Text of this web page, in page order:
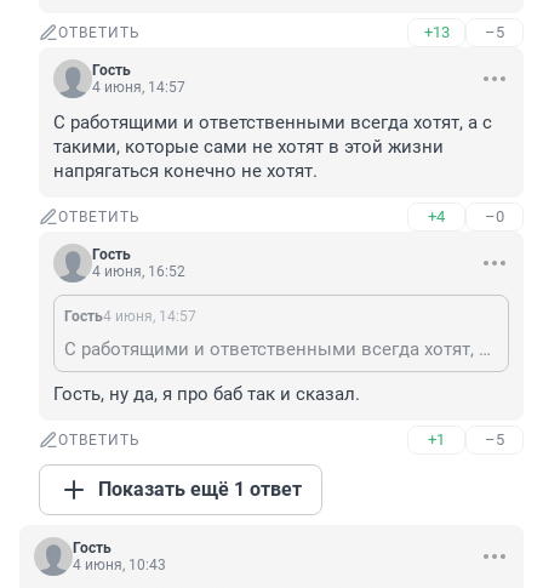
ОТВЕТИТЬ +13 –5
Гость
4 июня, 14:57
С работящими и ответственными всегда хотят, а с
такими, которые сами не хотят в этой жизни
напрягаться конечно не хотят.
ОТВЕТИТЬ +4 –0
Гость
4 июня, 16:52
Гость4 июня, 14:57
С работящими и ответственными всегда хотят, а с такими, которые сами не хотят в этой жизни напрягаться конечно не хотят.
Гость, ну да, я про баб так и сказал.
ОТВЕТИТЬ +1 –5
Показать ещё 1 ответ
Гость
4 июня, 10:43